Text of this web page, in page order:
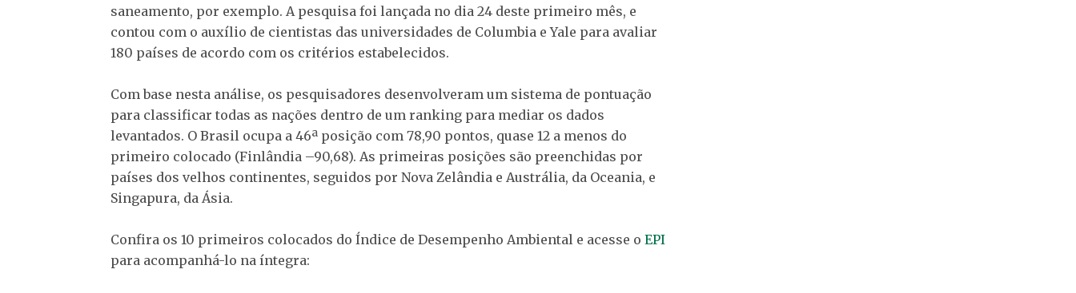
saneamento, por exemplo. A pesquisa foi lançada no dia 24 deste primeiro mês, e
contou com o auxílio de cientistas das universidades de Columbia e Yale para avaliar
180 países de acordo com os critérios estabelecidos.
Com base nesta análise, os pesquisadores desenvolveram um sistema de pontuação
para classificar todas as nações dentro de um ranking para mediar os dados
levantados. O Brasil ocupa a 46ª posição com 78,90 pontos, quase 12 a menos do
primeiro colocado (Finlândia –90,68). As primeiras posições são preenchidas por
países dos velhos continentes, seguidos por Nova Zelândia e Austrália, da Oceania, e
Singapura, da Ásia.
Confira os 10 primeiros colocados do Índice de Desempenho Ambiental e acesse o EPI
para acompanhá-lo na íntegra: